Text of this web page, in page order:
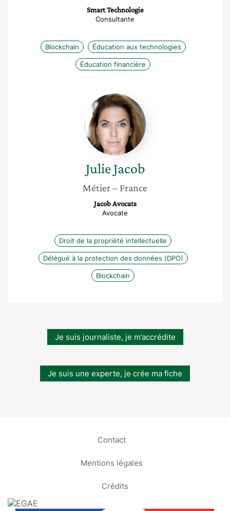
Smart Technologie
Consultante
Blockchain Éducation aux technologies
Éducation financière
Julie
Jacob
Julie Jacob
Métier– France
Jacob Avocats
Avocate
Droit de la propriété intellectuelle
Délégué à la protection des données (DPO)
Blockchain
Je suis journaliste, je m’accrédite
Je suis une experte, je crée ma fiche
Contact
Mentions légales
Crédits